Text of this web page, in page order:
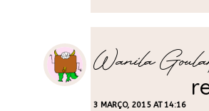
Wanila
3 MARÇO, 2015 AT 14:16